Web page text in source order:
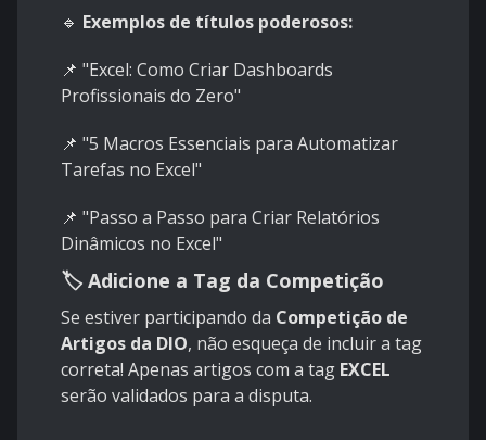
🔹 Exemplos de títulos poderosos:
📌 "Excel: Como Criar Dashboards
Profissionais do Zero"
📌 "5 Macros Essenciais para Automatizar
Tarefas no Excel"
📌 "Passo a Passo para Criar Relatórios
Dinâmicos no Excel"
🏷️ Adicione a Tag da Competição
Se estiver participando da Competição de
Artigos da DIO, não esqueça de incluir a tag
correta! Apenas artigos com a tag EXCEL
serão validados para a disputa.